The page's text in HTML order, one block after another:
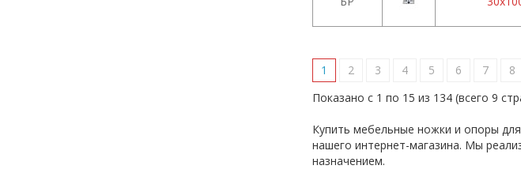
1 2 3 4 5 6 7 8
Показано с 1 по 15 из 134 (всего 9
Купить мебельные ножки и опоры
нашего интернет-магазина. Мы
назначением.